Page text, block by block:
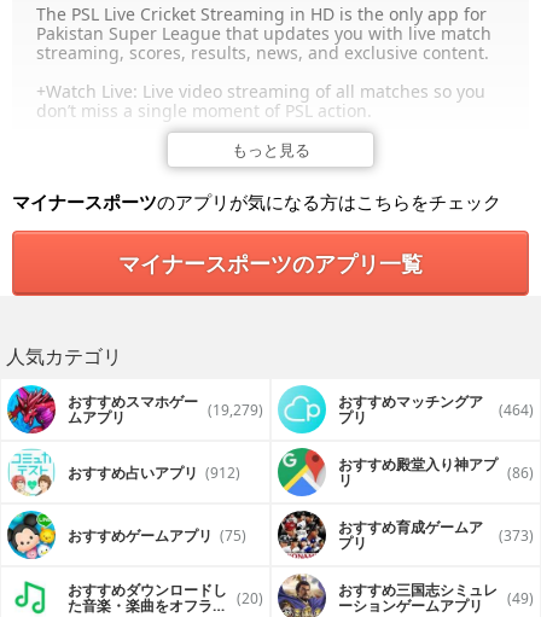
もっと見る
The PSL Live Cricket Streaming in HD is the only app for
Pakistan Super League that updates you with live match
streaming, scores, results, news, and exclusive content.
+Watch Live: Live video streaming of all matches so you
don’t miss a single moment of PSL action.
You can see Following teams in action:
Peshawar Zalmi
Islamabad Uniteds
Karachi Kings
Lahore Qilanders
+Match Zone: Live score, ball by ball commentary,
schedule and points table.
Many more interesting features to make you experience
the excitement of PSL:
+ Match reports and analysis for all matches
+ Latest news on off ground events and behind the
scenes coverage
+ Team and Players profiles and statistics
To show your support for cricket and Pakistan Super
League, keep sharing the app and reviews.
Our goal is to make PSL a memorable experience for you.
For thoughts, problems or even praise, write to us at
bitbytecorp@gmail.com
マイナースポーツのアプリが気になる方はこちらをチェック
マイナースポーツのアプリ一覧
人気カテゴリ
おすすめスマホゲー
ムアプリ (19,279) おすすめマッチングア
プリ (464)
おすすめ占いアプリ (912) おすすめ殿堂入り神アプ
リ (86)
おすすめゲームアプリ (75) おすすめ育成ゲームア
プリ (373)
おすすめダウンロードし
た音楽・楽曲をオフライ (20) おすすめ三国志シミュレ
ーションゲームアプリ (49)